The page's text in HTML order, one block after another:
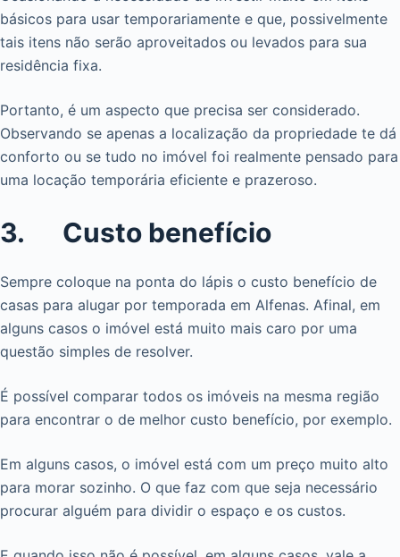
básicos para usar temporariamente e que, possivelmente
tais itens não serão aproveitados ou levados para sua
residência fixa.
Portanto, é um aspecto que precisa ser considerado.
Observando se apenas a localização da propriedade te dá
conforto ou se tudo no imóvel foi realmente pensado para
uma locação temporária eficiente e prazeroso.
3. Custo benefício
Sempre coloque na ponta do lápis o custo benefício de
casas para alugar por temporada em Alfenas. Afinal, em
alguns casos o imóvel está muito mais caro por uma
questão simples de resolver.
É possível comparar todos os imóveis na mesma região
para encontrar o de melhor custo benefício, por exemplo.
Em alguns casos, o imóvel está com um preço muito alto
para morar sozinho. O que faz com que seja necessário
procurar alguém para dividir o espaço e os custos.